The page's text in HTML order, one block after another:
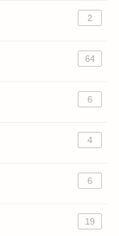
2
64
6
4
6
19